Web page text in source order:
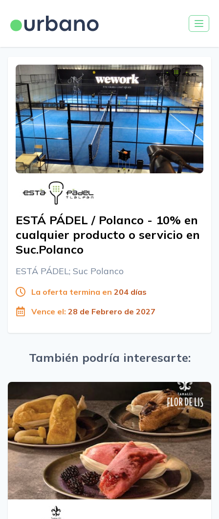
ESTÁ PÁDEL / Polanco - 10% en
cualquier producto o servicio en
Suc.Polanco
ESTÁ PÁDEL; Suc Polanco
La oferta termina en 204 días
Vence el: 28 de Febrero de 2027
También podría interesarte: